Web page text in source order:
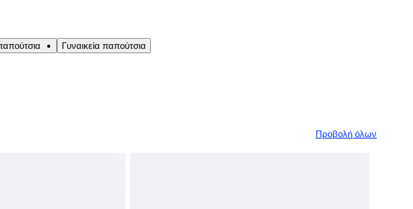
Γυναικεία παπούτσια
Προβολή όλων